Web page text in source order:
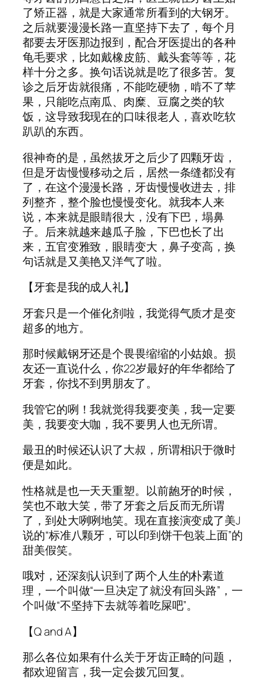
了矫正器，就是大家通常所看到的大钢牙。
之后就要漫漫长路一直坚持下去了，每个月
都要去牙医那边报到，配合牙医提出的各种
龟毛要求，比如戴橡皮筋、戴头套等等，花
样十分之多。换句话说就是吃了很多苦。复
诊之后牙齿就很痛，不能吃硬物，啃不了苹
果，只能吃点南瓜、肉糜、豆腐之类的软
饭，这导致我现在的口味很老人，喜欢吃软
趴趴的东西。
很神奇的是，虽然拔牙之后少了四颗牙齿，
但是牙齿慢慢移动之后，居然一条缝都没有
了，在这个漫漫长路，牙齿慢慢收进去，排
列整齐，整个脸也慢慢变化。就我本人来
说，本来就是眼睛很大，没有下巴，塌鼻
子。后来就越来越瓜子脸，下巴也长了出
来，五官变雅致，眼睛变大，鼻子变高，换
句话就是又美艳又洋气了啦。
【牙套是我的成人礼】
牙套只是一个催化剂啦，我觉得气质才是变
超多的地方。
那时候戴钢牙还是个畏畏缩缩的小姑娘。损
友还一直说什么，你22岁最好的年华都给了
牙套，你找不到男朋友了。
我管它的咧！我就觉得我要变美，我一定要
美，我要变大咖，我不要男人也无所谓。
最丑的时候还认识了大叔，所谓相识于微时
便是如此。
性格就是也一天天重塑。以前龅牙的时候，
笑也不敢大笑，带了牙套之后反而无所谓
了，到处大咧咧地笑。现在直接演变成了美J
说的“标准八颗牙，可以印到饼干包装上面”的
甜美假笑。
哦对，还深刻认识到了两个人生的朴素道
理，一个叫做“一旦决定了就没有回头路”，一
个叫做“不坚持下去就等着吃屎吧”。
【Q and A】
那么各位如果有什么关于牙齿正畸的问题，
都欢迎留言，我一定会拨冗回复。